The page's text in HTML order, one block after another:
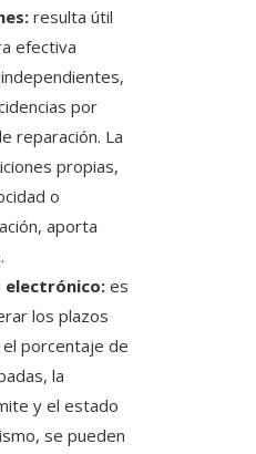
resulta útil
efectiva
por
reparación. La
propias,
o
aporta
electrónico: es
los plazos
porcentaje de
la
y el estado
se pueden